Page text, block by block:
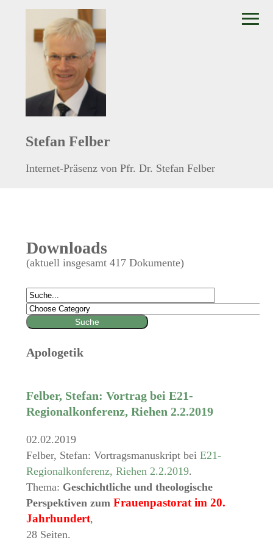
Stefan Felber
Internet-Präsenz von Pfr. Dr. Stefan Felber
Downloads
(aktuell insgesamt 417 Dokumente)
Apologetik
Felber, Stefan: Vortrag bei E21-
Regionalkonferenz, Riehen 2.2.2019
02.02.2019
Felber, Stefan: Vortragsmanuskript bei E21-
Regionalkonferenz, Riehen 2.2.2019.
Thema: Geschichtliche und theologische
Perspektiven zum Frauenpastorat im 20.
Jahrhundert,
28 Seiten.
≡